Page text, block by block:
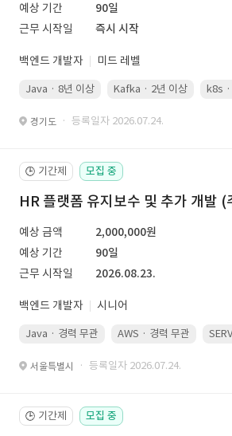
예상 기간
90일
근무 시작일
즉시 시작
백엔드 개발자 미드 레벨
Java · 8년 이상 Kafka · 2년 이상 k8s
경기도 · 등록일자 2026.07.24.
🕒 기간제 모집 중
HR 플랫폼 유지보수 및 추가 개발 (
예상 금액
2,000,000원
예상 기간
90일
근무 시작일
2026.08.23.
백엔드 개발자 시니어
Java · 경력 무관 AWS · 경력 무관
서울특별시 · 등록일자 2026.07.24.
🕒 기간제 모집 중